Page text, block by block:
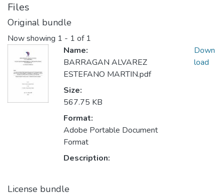
Files
Original bundle
Now showing 1 - 1 of 1
Name:
BARRAGAN ALVAREZ
ESTEFANO MARTIN.pdf
Size:
567.75 KB
Format:
Adobe Portable Document
Format
Description:
Down
load
License bundle